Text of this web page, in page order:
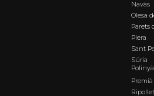
Navàs
Olesa
Parets
Piera
Sant
Súria
Polinyà
Ripollet